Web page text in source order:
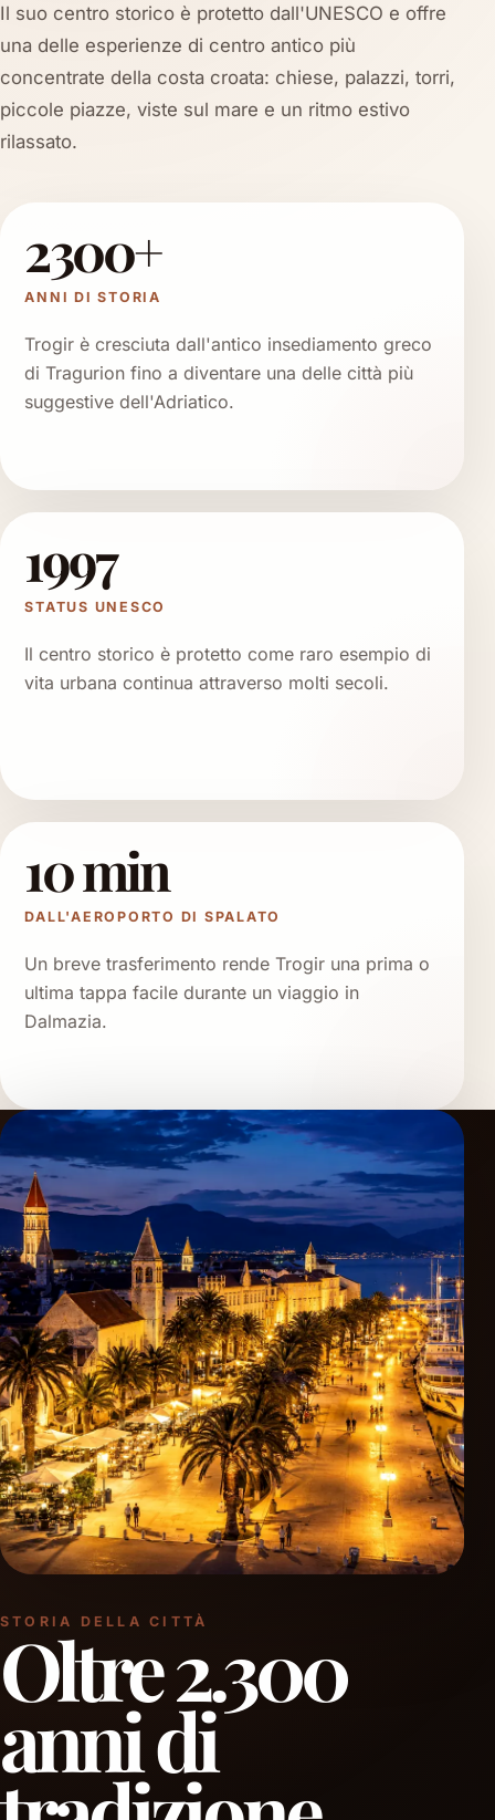
Il suo centro storico è protetto dall'UNESCO e offre
una delle esperienze di centro antico più
concentrate della costa croata: chiese, palazzi, torri,
piccole piazze, viste sul mare e un ritmo estivo
rilassato.
2300+
ANNI DI STORIA
Trogir è cresciuta dall'antico insediamento greco
di Tragurion fino a diventare una delle città più
suggestive dell'Adriatico.
1997
STATUS UNESCO
Il centro storico è protetto come raro esempio di
vita urbana continua attraverso molti secoli.
10 min
DALL'AEROPORTO DI SPALATO
Un breve trasferimento rende Trogir una prima o
ultima tappa facile durante un viaggio in
Dalmazia.
STORIA DELLA CITTÀ
Oltre 2.300
anni di